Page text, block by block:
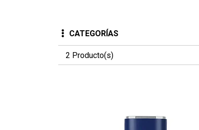
CATEGORÍAS
2 Producto(s)